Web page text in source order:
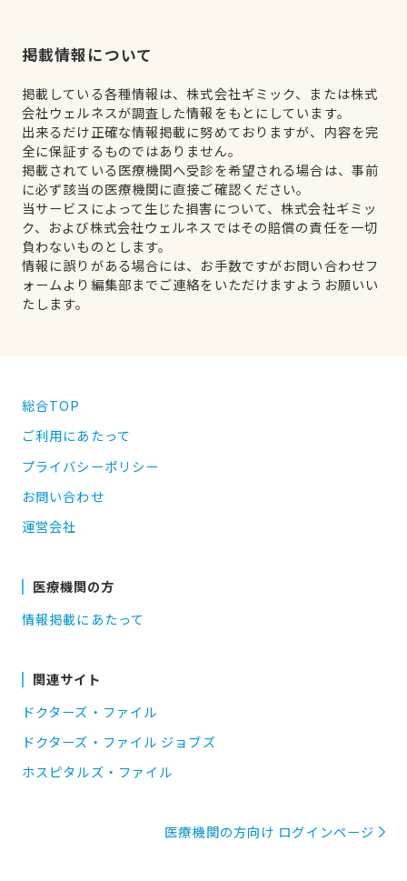
掲載情報について
掲載している各種情報は、株式会社ギミック、または株式
会社ウェルネスが調査した情報をもとにしています。
出来るだけ正確な情報掲載に努めておりますが、内容を完
全に保証するものではありません。
掲載されている医療機関へ受診を希望される場合は、事前
に必ず該当の医療機関に直接ご確認ください。
当サービスによって生じた損害について、株式会社ギミッ
ク、および株式会社ウェルネスではその賠償の責任を一切
負わないものとします。
情報に誤りがある場合には、お手数ですがお問い合わせフ
ォームより編集部までご連絡をいただけますようお願いい
たします。
総合TOP
ご利用にあたって
プライバシーポリシー
お問い合わせ
運営会社
医療機関の方
情報掲載にあたって
関連サイト
ドクターズ・ファイル
ドクターズ・ファイル ジョブズ
ホスピタルズ・ファイル
医療機関の方向け ログインページ